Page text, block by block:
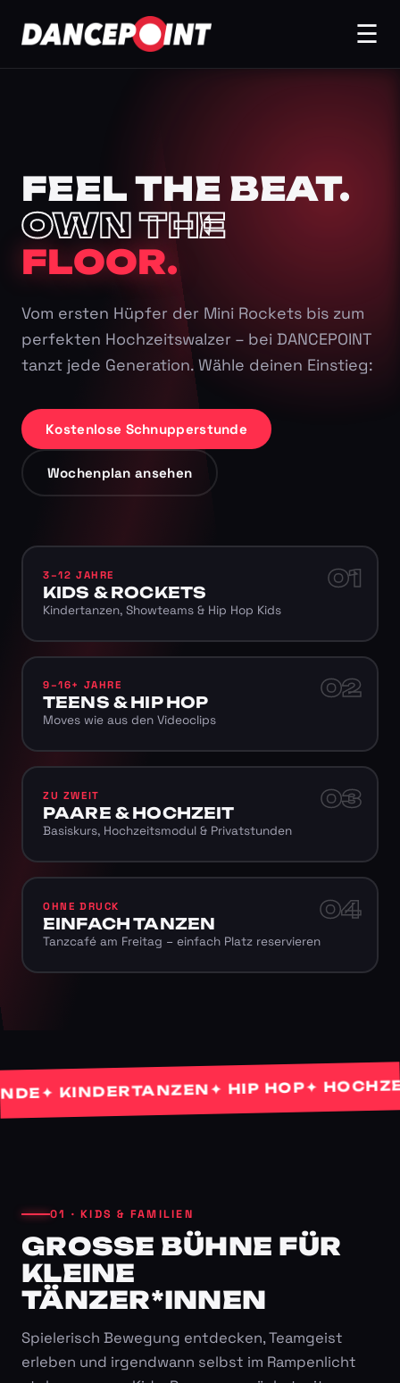
☰
FEEL THE BEAT.
OWN THE
FLOOR.
Vom ersten Hüpfer der Mini Rockets bis zum
perfekten Hochzeitswalzer – bei DANCEPOINT
tanzt jede Generation. Wähle deinen Einstieg:
Kostenlose Schnupperstunde
Wochenplan ansehen
01
3–12 JAHRE
KIDS & ROCKETS
Kindertanzen, Showteams & Hip Hop Kids
02
9–16+ JAHRE
TEENS & HIP HOP
Moves wie aus den Videoclips
03
ZU ZWEIT
PAARE & HOCHZEIT
Basiskurs, Hochzeitsmodul & Privatstunden
04
OHNE DRUCK
EINFACH TANZEN
Tanzcafé am Freitag – einfach Platz reservieren
✦ KINDERTANZEN✦ HIP HOP ✦
01 · KIDS & FAMILIEN
GROSSE BÜHNE FÜR K
LEINE T
ÄNZER*INNEN
Spielerisch Bewegung entdecken, Teamgeist
erleben und irgendwann selbst im Rampenlicht